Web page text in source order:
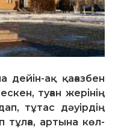
ақ қағазбен
туған жерінің
тұтас дәуірдің
тұлға, артына көл-